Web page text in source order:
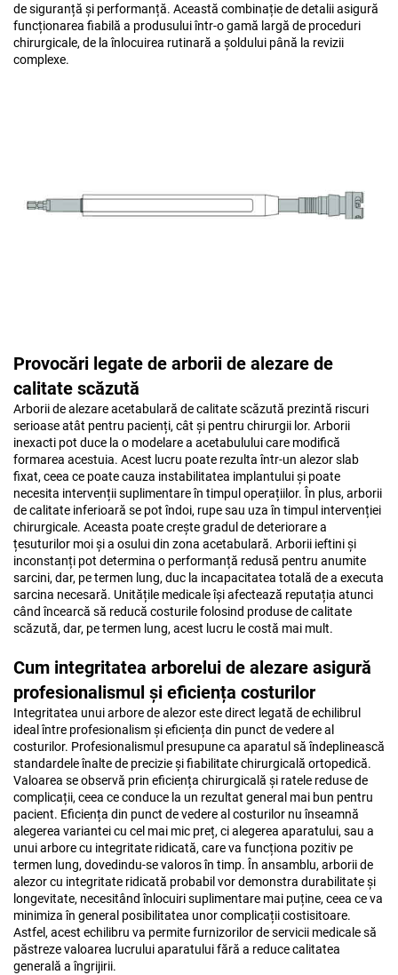
de siguranță și performanță. Această combinație de detalii asigură
funcționarea fiabilă a produsului într-o gamă largă de proceduri
chirurgicale, de la înlocuirea rutinară a șoldului până la revizii
complexe.
Provocări legate de arborii de alezare de
calitate scăzută
Arborii de alezare acetabulară de calitate scăzută prezintă riscuri
serioase atât pentru pacienți, cât și pentru chirurgii lor. Arborii
inexacti pot duce la o modelare a acetabulului care modifică
formarea acestuia. Acest lucru poate rezulta într-un alezor slab
fixat, ceea ce poate cauza instabilitatea implantului și poate
necesita intervenții suplimentare în timpul operațiilor. În plus, arborii
de calitate inferioară se pot îndoi, rupe sau uza în timpul intervenției
chirurgicale. Aceasta poate crește gradul de deteriorare a
țesuturilor moi și a osului din zona acetabulară. Arborii ieftini și
inconstanți pot determina o performanță redusă pentru anumite
sarcini, dar, pe termen lung, duc la incapacitatea totală de a executa
sarcina necesară. Unitățile medicale își afectează reputația atunci
când încearcă să reducă costurile folosind produse de calitate
scăzută, dar, pe termen lung, acest lucru le costă mai mult.
Cum integritatea arborelui de alezare asigură
profesionalismul și eficiența costurilor
Integritatea unui arbore de alezor este direct legată de echilibrul
ideal între profesionalism și eficiența din punct de vedere al
costurilor. Profesionalismul presupune ca aparatul să îndeplinească
standardele înalte de precizie și fiabilitate chirurgicală ortopedică.
Valoarea se observă prin eficiența chirurgicală și ratele reduse de
complicații, ceea ce conduce la un rezultat general mai bun pentru
pacient. Eficiența din punct de vedere al costurilor nu înseamnă
alegerea variantei cu cel mai mic preț, ci alegerea aparatului, sau a
unui arbore cu integritate ridicată, care va funcționa pozitiv pe
termen lung, dovedindu-se valoros în timp. În ansamblu, arborii de
alezor cu integritate ridicată probabil vor demonstra durabilitate și
longevitate, necesitând înlocuiri suplimentare mai puține, ceea ce va
minimiza în general posibilitatea unor complicații costisitoare.
Astfel, acest echilibru va permite furnizorilor de servicii medicale să
păstreze valoarea lucrului aparatului fără a reduce calitatea
generală a îngrijirii.